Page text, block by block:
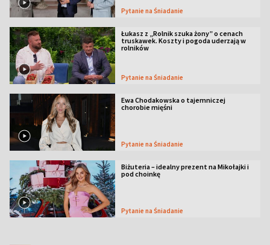
Pytanie na Śniadanie
Łukasz z „Rolnik szuka żony” o cenach
truskawek. Koszty i pogoda uderzają w
rolników
Pytanie na Śniadanie
Ewa Chodakowska o tajemniczej
chorobie mięśni
Pytanie na Śniadanie
Biżuteria – idealny prezent na Mikołajki i
pod choinkę
Pytanie na Śniadanie